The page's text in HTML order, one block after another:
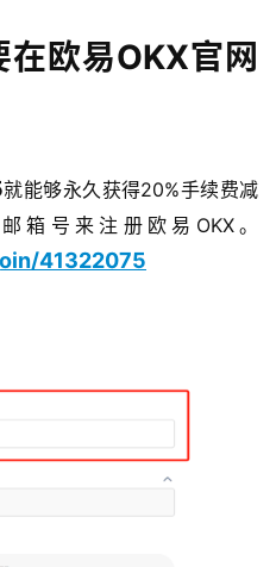
欧易OKX官网
就能够永久获得20%手续费减
箱号来注册欧易OKX。
41322075